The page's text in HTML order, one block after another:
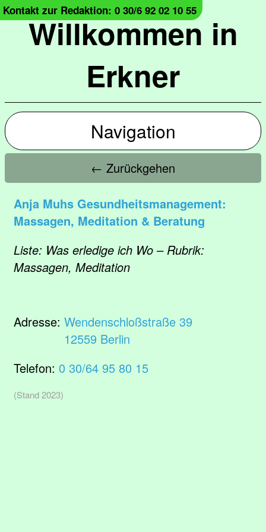
Willkommen in
Erkner
Kontakt zur Redaktion: 0 30/6 92 02 10 55
Navigation
← Zurückgehen
Anja Muhs Gesundheitsmanagement:
Massagen, Meditation & Beratung
Liste: Was erledige ich Wo – Rubrik:
Massagen, Meditation
Adresse: Wendenschloßstraße 39
12559 Berlin
Telefon: 0 30/64 95 80 15
(Stand 2023)